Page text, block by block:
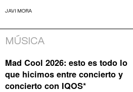
JAVI MORA
MÚSICA
Mad Cool 2026: esto es todo lo
que hicimos entre concierto y
concierto con IQOS*